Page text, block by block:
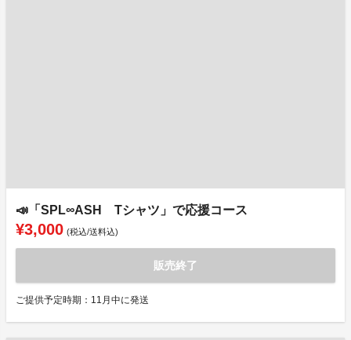
📣「SPL∞ASH Tシャツ」で応援コース
¥3,000 (税込/送料込)
販売終了
ご提供予定時期：11月中に発送